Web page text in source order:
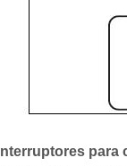
Interruptores para